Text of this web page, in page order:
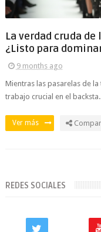
La verdad cruda de
¿Listo para
9 months ago
Mientras las pasarelas de
trabajo crucial en el
Ver más
REDES SOCIALES